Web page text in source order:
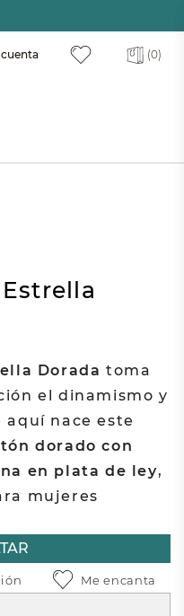
(0)
Dorada toma
el dinamismo y
aquí nace este
dorado con
en plata de ley,
mujeres
Me encanta